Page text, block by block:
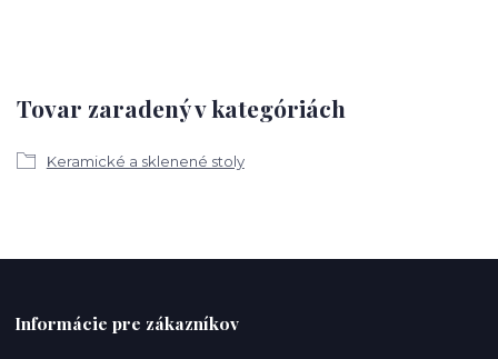
Tovar zaradený v kategóriách
Keramické a sklenené stoly
Informácie pre zákazníkov